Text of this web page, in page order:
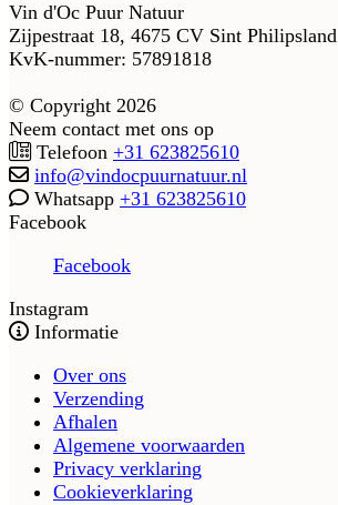
Vin d'Oc Puur Natuur
Zijpestraat 18, 4675 CV Sint Philipsland
KvK-nummer: 57891818
© Copyright 2026
Neem contact met ons op
Telefoon +31 623825610
info@vindocpuurnatuur.nl
Whatsapp +31 623825610
Facebook
Facebook
Instagram
Informatie
Over ons
Verzending
Afhalen
Algemene voorwaarden
Privacy verklaring
Cookieverklaring